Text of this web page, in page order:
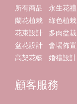
所有商品
永生花禮
蘭花植栽
綠色植栽
花束設計
多肉盆栽
盆花設計
會場佈置
高架花籃
婚禮設計
顧客服務